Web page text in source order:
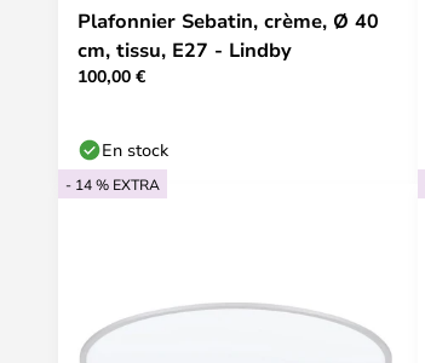
Plafonnier Sebatin, crème, Ø 40
cm, tissu, E27 - Lindby
100,00 €
En stock
- 14 % EXTRA